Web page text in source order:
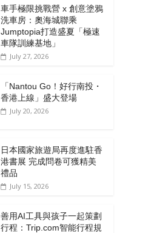
車手極限挑戰營 x 創意塗鴉
洗車房：奧海城聯乘
Jumptopia打造盛夏「極速
車隊訓練基地」
July 27, 2026
「Nantou Go！好行南投・
香港上線」盛大登場
July 20, 2026
日本國家旅遊局再度進駐香
港書展 完成問卷可獲精美
禮品
July 15, 2026
善用AI工具與孩子一起策劃
行程：Trip.com智能行程規